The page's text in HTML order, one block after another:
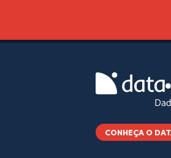
CONHEÇA O